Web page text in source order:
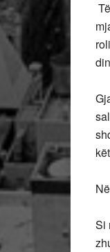
Si